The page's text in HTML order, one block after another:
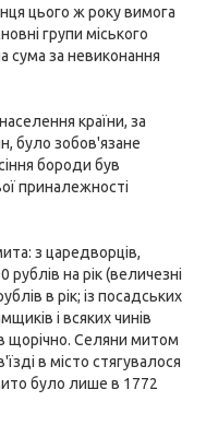
цього ж року вимога
групи міського
сума за невиконання
країни, за
було зобов'язане
бороди був
приналежності
з царедворців,
на рік (величезні
в рік; із посадських
і всяких чинів
щорічно. Селяни митом
в місто стягувалося
було лише в 1772